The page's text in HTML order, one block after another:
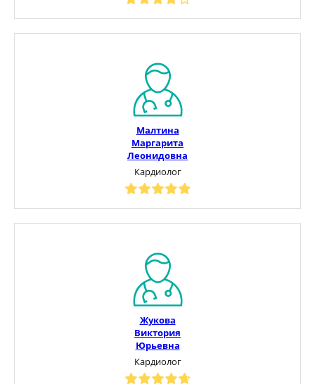
Малтина
Маргарита
Леонидовна
Кардиолог
Жукова
Виктория
Юрьевна
Кардиолог